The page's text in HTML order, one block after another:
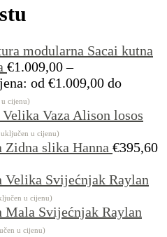
Sacai kutna
€1.009,00 –
od €1.009,00 do
cijenu)
Vaza Alison losos
u cijenu)
Zidna slika Hanna €395,60
Svijećnjak Raylan
u cijenu)
Svijećnjak Raylan
u cijenu)